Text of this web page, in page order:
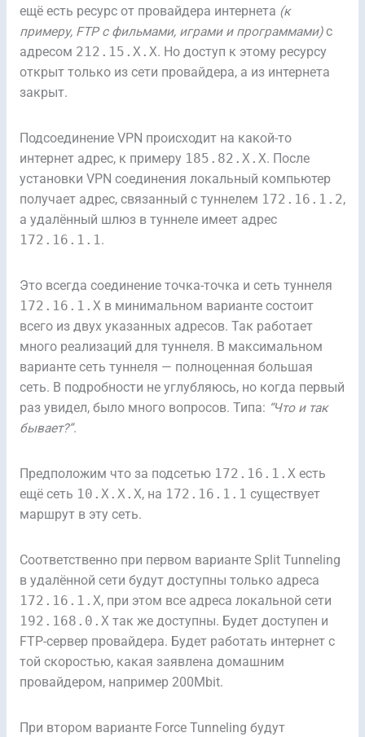
ещё есть ресурс от провайдера интернета (к
примеру, FTP с фильмами, играми и программами)с
адресом 212.15.X.X. Но доступ к этому ресурсу
открыт только из сети провайдера, а из интернета
закрыт.
Подсоединение VPN происходит на какой-то
интернет адрес, к примеру 185.82.X.X. После
установки VPN соединения локальный компьютер
получает адрес, связанный с туннелем 172.16.1.2,
а удалённый шлюз в туннеле имеет адрес
172.16.1.1.
Это всегда соединение точка-точка и сеть туннеля
172.16.1.Xв минимальном варианте состоит
всего из двух указанных адресов. Так работает
много реализаций для туннеля. В максимальном
варианте сеть туннеля — полноценная большая
сеть. В подробности не углубляюсь, но когда первый
раз увидел, было много вопросов. Типа: “Что и так
бывает?”.
Предположим что за подсетью 172.16.1.Xесть
ещё сеть 10.X.X.X, на 172.16.1.1 существует
маршрут в эту сеть.
Соответственно при первом варианте Split Tunneling
в удалённой сети будут доступны только адреса
172.16.1.X, при этом все адреса локальной сети
192.168.0.Xтак же доступны. Будет доступен и
FTP-сервер провайдера. Будет работать интернет с
той скоростью, какая заявлена домашним
провайдером, например 200Mbit.
При втором варианте Force Tunneling будут